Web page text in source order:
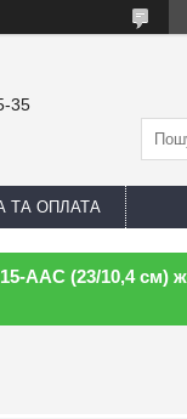
35
ТА ОПЛАТА
AAC (23/10,4